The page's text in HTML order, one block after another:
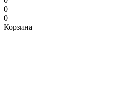
0
0
Корзина